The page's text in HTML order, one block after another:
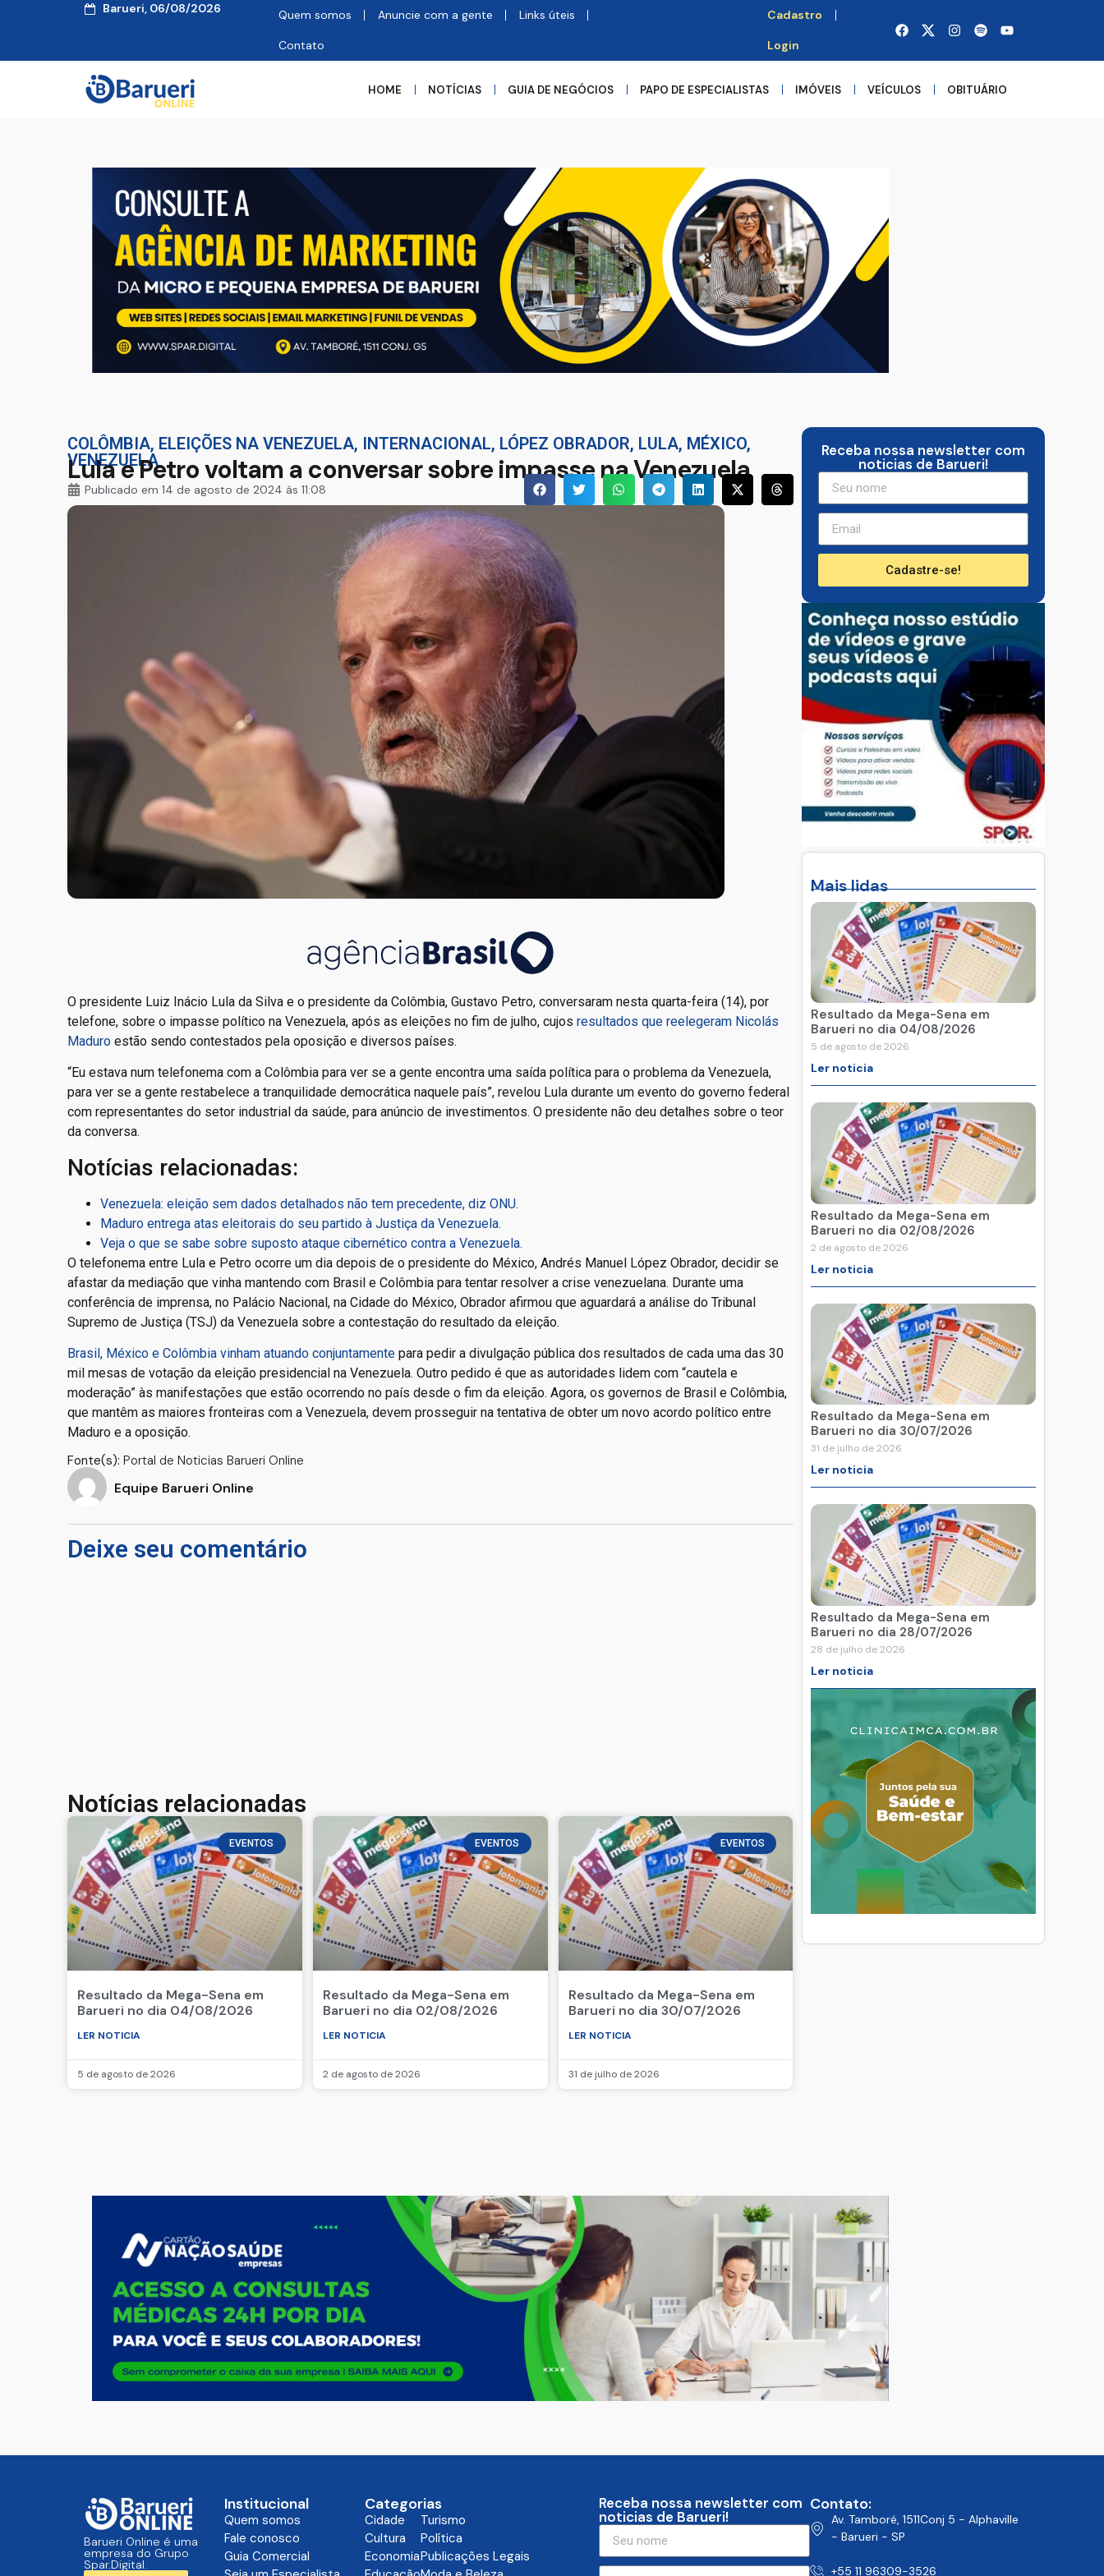
Barueri, 06/08/2026 Quem somos Anuncie com a gente Links úteis
Contato
Cadastro
Login
HOME NOTÍCIAS GUIA DE NEGÓCIOS PAPO DE ESPECIALISTAS IMÓVEIS VEÍCULOS OBITUÁRIO
COLÔMBIA, ELEIÇÕES NA VENEZUELA, INTERNACIONAL, LÓPEZ OBRADOR, LULA, MÉXICO,
VENEZUELA
Lula e Petro voltam a conversar sobre impasse na Venezuela
Publicado em 14 de agosto de 2024 às 11:08
O presidente Luiz Inácio Lula da Silva e o presidente da Colômbia, Gustavo Petro, conversaram nesta quarta-feira (14), por
telefone, sobre o impasse político na Venezuela, após as eleições no fim de julho, cujos resultados que reelegeram Nicolás
Maduro estão sendo contestados pela oposição e diversos países.
“Eu estava num telefonema com a Colômbia para ver se a gente encontra uma saída política para o problema da Venezuela,
para ver se a gente restabelece a tranquilidade democrática naquele país”, revelou Lula durante um evento do governo federal
com representantes do setor industrial da saúde, para anúncio de investimentos. O presidente não deu detalhes sobre o teor
da conversa.
Notícias relacionadas:
Venezuela: eleição sem dados detalhados não tem precedente, diz ONU.
Maduro entrega atas eleitorais do seu partido à Justiça da Venezuela.
Veja o que se sabe sobre suposto ataque cibernético contra a Venezuela.
O telefonema entre Lula e Petro ocorre um dia depois de o presidente do México, Andrés Manuel López Obrador, decidir se
afastar da mediação que vinha mantendo com Brasil e Colômbia para tentar resolver a crise venezuelana. Durante uma
conferência de imprensa, no Palácio Nacional, na Cidade do México, Obrador afirmou que aguardará a análise do Tribunal
Supremo de Justiça (TSJ) da Venezuela sobre a contestação do resultado da eleição.
Brasil, México e Colômbia vinham atuando conjuntamente para pedir a divulgação pública dos resultados de cada uma das 30
mil mesas de votação da eleição presidencial na Venezuela. Outro pedido é que as autoridades lidem com “cautela e
moderação” às manifestações que estão ocorrendo no país desde o fim da eleição. Agora, os governos de Brasil e Colômbia,
que mantêm as maiores fronteiras com a Venezuela, devem prosseguir na tentativa de obter um novo acordo político entre
Maduro e a oposição.
Fonte(s): Portal de Noticias Barueri Online
Equipe Barueri Online
Deixe seu comentário
Notícias relacionadas
EVENTOS
Resultado da Mega-Sena em
Barueri no dia 04/08/2026
LER NOTICIA
5 de agosto de 2026
EVENTOS
Resultado da Mega-Sena em
Barueri no dia 02/08/2026
LER NOTICIA
2 de agosto de 2026
EVENTOS
Resultado da Mega-Sena em
Barueri no dia 30/07/2026
LER NOTICIA
31 de julho de 2026
Mais lidas
Resultado da Mega-Sena em
Barueri no dia 04/08/2026
5 de agosto de 2026
Ler noticia
Resultado da Mega-Sena em
Barueri no dia 02/08/2026
2 de agosto de 2026
Ler noticia
Resultado da Mega-Sena em
Barueri no dia 30/07/2026
31 de julho de 2026
Ler noticia
Resultado da Mega-Sena em
Barueri no dia 28/07/2026
28 de julho de 2026
Ler noticia
Receba nossa newsletter com
noticias de Barueri!
Cadastre-se!
Barueri Online é uma
empresa do Grupo
Spar.Digital.
Institucional
Quem somos
Fale conosco
Guia Comercial
Categorias
Cidade
Cultura
Economia
Turismo
Política
Publicações Legais
Receba nossa newsletter com
noticias de Barueri!
Contato:
Av. Tamboré, 1511Conj 5 - Alphaville
- Barueri - SP
+55 11 96309-3526